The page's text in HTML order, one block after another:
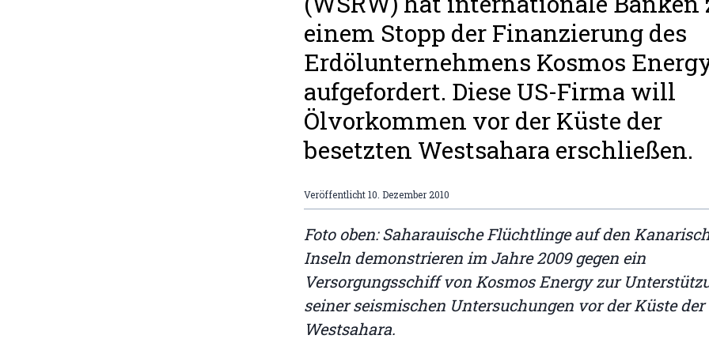
einem Stopp der Finanzierung des
Erdölunternehmens Kosmos
aufgefordert. Diese US-Firma will
Ölvorkommen vor der Küste der
besetzten Westsahara erschließen.
Veröffentlicht10. Dezember 2010
Foto oben: Saharauische Flüchtlinge auf den
Inseln demonstrieren im Jahre 2009 gegen ein
Versorgungsschiff von Kosmos Energy zur
seiner seismischen Untersuchungen vor der Küste der
Westsahara.